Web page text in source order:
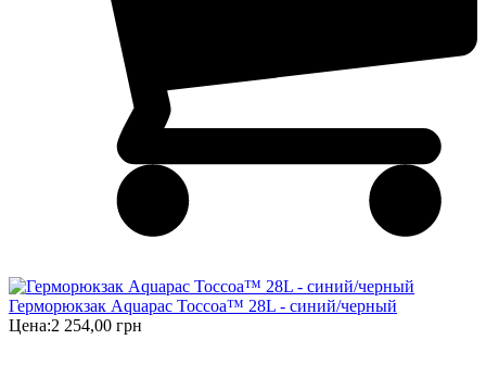
Герморюкзак Aquapac Toccoa™ 28L - синий/черный
Цена:2 254,00 грн